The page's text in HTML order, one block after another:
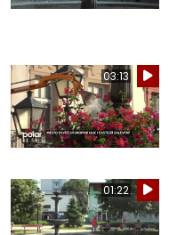
03:13
01:22